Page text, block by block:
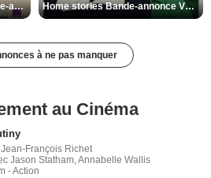
Les Matins merveilleux Bande-annonce VF Home stories Bande-annonce VO STFR
à ne pas manquer
au Cinéma
François Richet
Jason Statham, Annabelle Wallis
- Action